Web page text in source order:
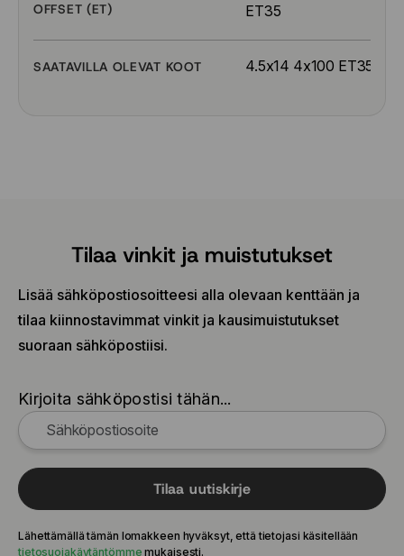
OFFSET (ET) ET35
SAATAVILLA OLEVAT KOOT 4.5x14 4x100 ET35
Tilaa vinkit ja muistutukset
Lisää sähköpostiosoitteesi alla olevaan kenttään ja
tilaa kiinnostavimmat vinkit ja kausimuistutukset
suoraan sähköpostiisi.
Kirjoita sähköpostisi tähän...
Tilaa uutiskirje
Lähettämällä tämän lomakkeen hyväksyt, että tietojasi käsitellään
tietosuojakäytäntömme mukaisesti.